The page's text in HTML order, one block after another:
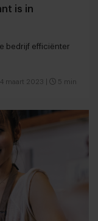
is in
bedrijf efficiënter
14 maart 2023 5 min